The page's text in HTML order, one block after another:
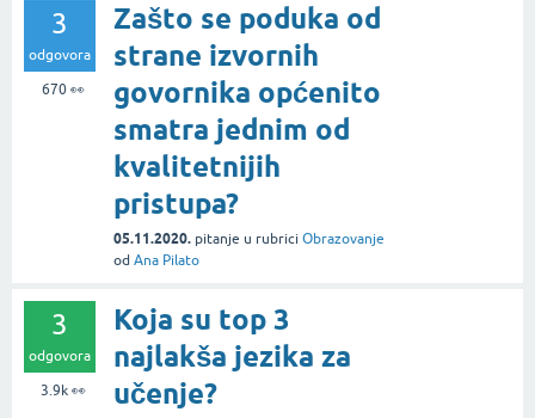
3
odgovora
670👀
Zašto se poduka od
strane izvornih
govornika općenito
smatra jednim od
kvalitetnijih
pristupa?
05.11.2020. pitanje u rubrici Obrazovanje
od Ana Pilato
3
odgovora
3.9k👀
Koja su top 3
najlakša jezika za
učenje?